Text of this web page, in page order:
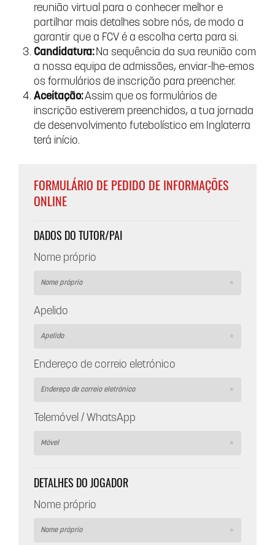
reunião virtual para o conhecer melhor e
partilhar mais detalhes sobre nós, de modo a
garantir que a FCV é a escolha certa para si.
Candidatura: Na sequência da sua reunião com
a nossa equipa de admissões, enviar-lhe-emos
os formulários de inscrição para preencher.
Aceitação:Assim que os formulários de
inscrição estiverem preenchidos, a tua jornada
de desenvolvimento futebolístico em Inglaterra
terá início.
FORMULÁRIO DE PEDIDO DE INFORMAÇÕES
ONLINE
DADOS DO TUTOR/PAI
Nome próprio
Apelido
Endereço de correio eletrónico
Telemóvel / WhatsApp
DETALHES DO JOGADOR
Nome próprio